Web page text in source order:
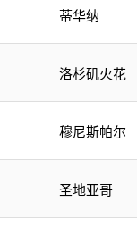
蒂华纳
洛杉矶火花
穆尼斯帕尔
圣地亚哥